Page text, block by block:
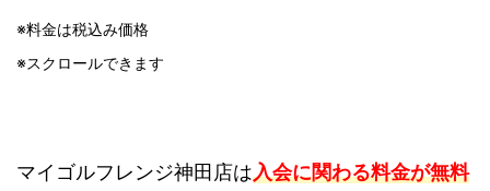
※料金は税込み価格
※スクロールできます
マイゴルフレンジ神田店は入会に関わる料金が無料